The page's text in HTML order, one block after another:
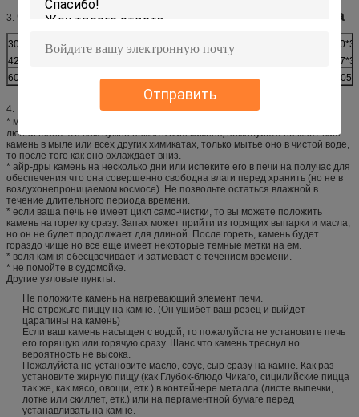
Отправить
3. Основные размеры камня пиццы кордиерита
300*300 380*300 350*350
420*420
600*500
315*315 400*200 φ180 φ305
4. Наш совет
* мы не рекомендуем вас для того чтобы мыть ваш камень часто. Если
любой шанс что вам нужно помыть ваш камень, пожалуйста не моет ваш
камень в мыле или всех других химикатах, только мытье оно в чистой воде,
то после того как оно охлаждает вниз.
* айр-дры камень на несколько дни или испеките его в печи на получас для
обеспечения что она совершенно свободна влаги перед хранить (но не в
воздухонепроницаемом космосе). Не позвольте остаться влажной в
течение длительного периода времени.
* если ваша печь не имеет цикл само-чистки, то вы можете положить
камень на горелку сразу. Запах может прийти из горящих выпарки и масла,
но он не будет продолжает для длиной. После гореть, камень будет
гораздо чище но все еще имеет некоторые темные метки на ем.
* воля камня обесцвечивает и затмевает с течением времени.
* не помойте в судомойке.
Другие узловые пункты:
Не положите камень на нагревающий элемент печи.
Не отрежьте пиццу на камне. (Он ушибет ваш резец и выйдет
царапины на камень)
Если ваш камень насыщен с водой, то пожалуйста не установите печь
его горящую или горячую сразу. Шанс что камень треснул но
вероятность не высока.
Пожалуйста не установите масло, соус, сыр сразу на камне. Как раз
установите жирную пищу (как Глубок-блюдо Чикаго, сицилийские пицца
так же, как мясо, овощи, етк.) в контейнере металла (листе выпечки,
лотке или скиллет, етк.) или на пергаментной бумаге перед
устанавливать на камне.